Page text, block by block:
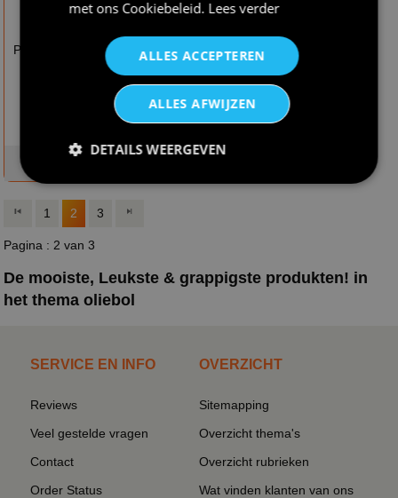
Pet oliebol pet met
opdruk van een
Pet voor chef oliebol
1 2 3
Pagina : 2 van 3
De mooiste, Leukste & grappigste produkten! in
het thema oliebol
SERVICE EN INFO
Reviews
Veel gestelde vragen
Contact
Order Status
OVERZICHT
Sitemapping
Overzicht thema's
Overzicht rubrieken
Wat vinden klanten van ons
met ons Cookiebeleid. Lees verder
ALLES ACCEPTEREN
ALLES AFWIJZEN
DETAILS WEERGEVEN